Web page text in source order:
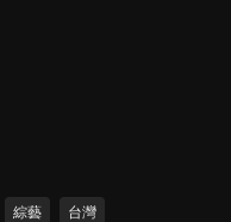
綜藝 台灣